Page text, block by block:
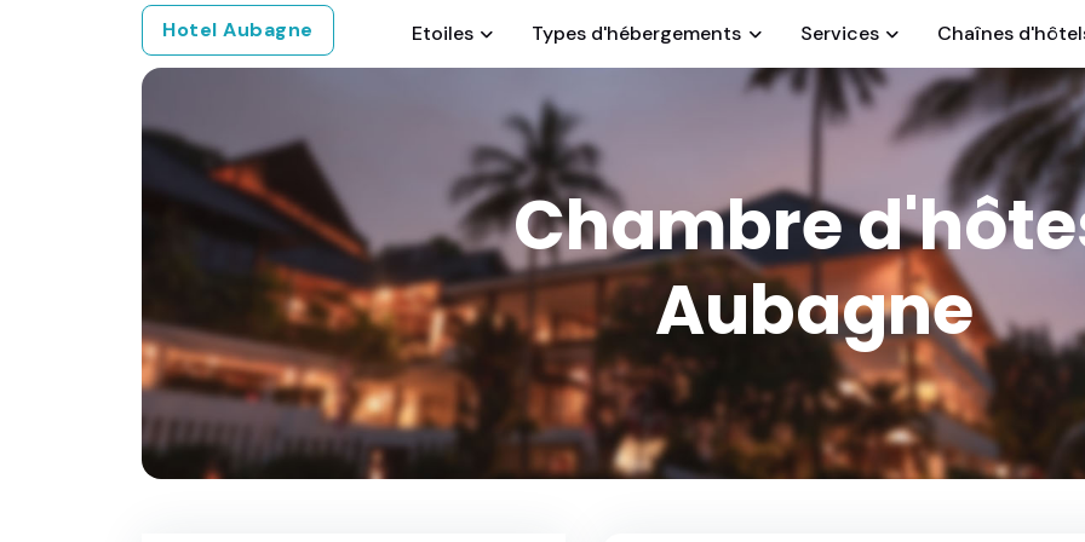
Hotel Aubagne Etoiles Types d'hébergements Services Chaînes
Chambre
Aubagne